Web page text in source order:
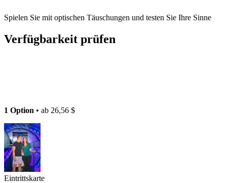
Spielen Sie mit optischen Täuschungen und testen Sie Ihre Sinne
Verfügbarkeit prüfen
1 Option • ab 26,56 $
Eintrittskarte